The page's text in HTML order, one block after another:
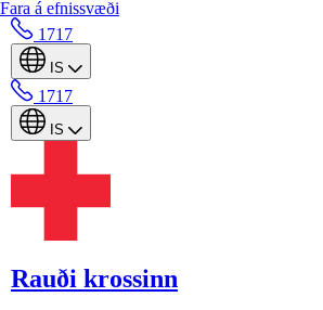
Fara á efnissvæði
1717
IS
1717
IS
Rauði krossinn